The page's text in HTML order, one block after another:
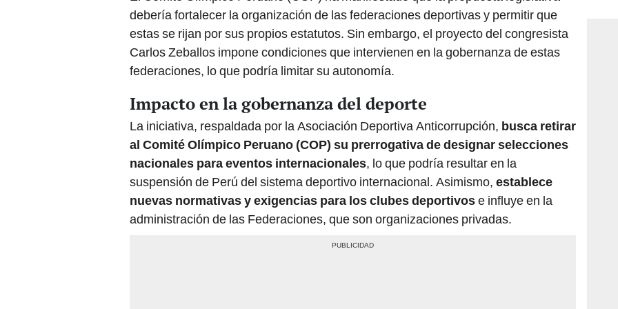
debería fortalecer la organización de las federaciones deportivas y permitir que
estas se rijan por sus propios estatutos. Sin embargo, el proyecto del congresista
Carlos Zeballos impone condiciones que intervienen en la gobernanza de estas
federaciones, lo que podría limitar su autonomía.
Impacto en la gobernanza del deporte
La iniciativa, respaldada por la Asociación Deportiva Anticorrupción, busca retirar
al Comité Olímpico Peruano (COP) su prerrogativa de designar selecciones
nacionales para eventos internacionales, lo que podría resultar en la
suspensión de Perú del sistema deportivo internacional. Asimismo, establece
nuevas normativas y exigencias para los clubes deportivose influye en la
administración de las Federaciones, que son organizaciones privadas.